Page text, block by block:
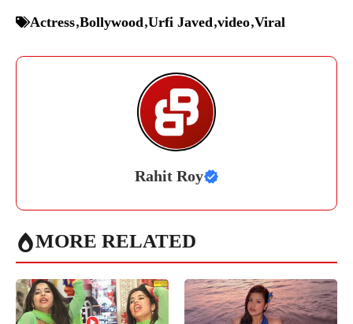
Actress,Bollywood,Urfi Javed,video,Viral
Rahit Roy
MORE RELATED